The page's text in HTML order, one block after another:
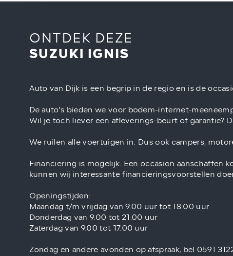
ONTDEK DEZE
SUZUKI IGNIS
Auto van Dijk is een begrip in de regio en is de
De auto's bieden we voor bodem-internet-
Wil je toch liever een afleverings-beurt of garantie?
We ruilen alle voertuigen in. Dus ook campers,
Financiering is mogelijk. Een occasion aanschaffen
kunnen wij interessante financieringsvoorstellen
Openingstijden:
Maandag t/m vrijdag van 9.00 uur tot 18.00 uur
Donderdag van 9.00 tot 21.00 uur
Zaterdag van 9.00 tot 17.00 uur
Zondag en andere avonden op afspraak, bel 0591